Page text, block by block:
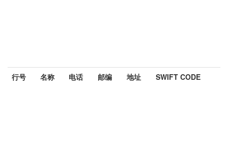
行号 名称 电话 邮编 地址 SWIFT CODE